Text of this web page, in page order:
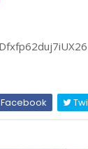
Facebook